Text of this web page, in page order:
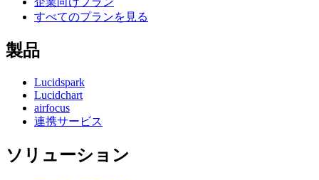
すべてのプランを見る
製品
Lucidspark
Lucidchart
airfocus
連携サービス
ソリューション